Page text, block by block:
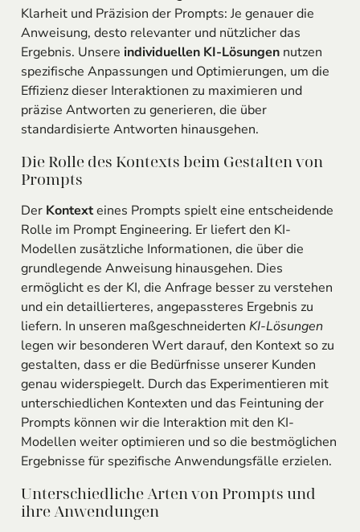
Klarheit und Präzision der Prompts: Je genauer die
Anweisung, desto relevanter und nützlicher das
Ergebnis. Unsere individuellen KI-Lösungennutzen
spezifische Anpassungen und Optimierungen, um die
Effizienz dieser Interaktionen zu maximieren und
präzise Antworten zu generieren, die über
standardisierte Antworten hinausgehen.
Die Rolle des Kontexts beim Gestalten von
Prompts
Der Kontexteines Prompts spielt eine entscheidende
Rolle im Prompt Engineering. Er liefert den KI-
Modellen zusätzliche Informationen, die über die
grundlegende Anweisung hinausgehen. Dies
ermöglicht es der KI, die Anfrage besser zu verstehen
und ein detaillierteres, angepassteres Ergebnis zu
liefern. In unseren maßgeschneiderten KI-Lösungen
legen wir besonderen Wert darauf, den Kontext so zu
gestalten, dass er die Bedürfnisse unserer Kunden
genau widerspiegelt. Durch das Experimentieren mit
unterschiedlichen Kontexten und das Feintuning der
Prompts können wir die Interaktion mit den KI-
Modellen weiter optimieren und so die bestmöglichen
Ergebnisse für spezifische Anwendungsfälle erzielen.
Unterschiedliche Arten von Prompts und
ihre Anwendungen